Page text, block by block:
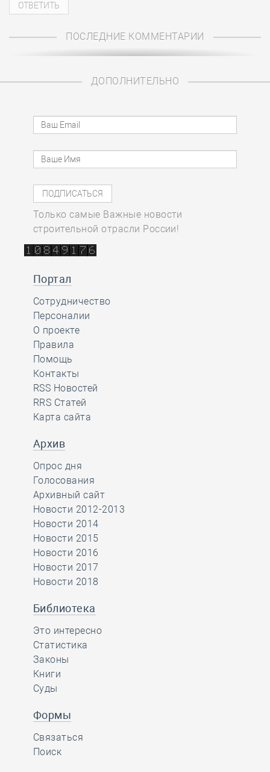
ПОСЛЕДНИЕ КОММЕНТАРИИ
ДОПОЛНИТЕЛЬНО
Только самые Важные новости
строительной отрасли России!
Портал
Сотрудничество
Персоналии
О проекте
Правила
Помощь
Контакты
RSS Новостей
RRS Статей
Карта сайта
Архив
Опрос дня
Голосования
Архивный сайт
Новости 2012-2013
Новости 2014
Новости 2015
Новости 2016
Новости 2017
Новости 2018
Библиотека
Это интересно
Статистика
Законы
Книги
Суды
Формы
Связаться
Поиск